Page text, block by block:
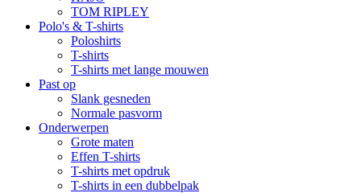
TOM RIPLEY
Polo's & T-shirts
Poloshirts
T-shirts
T-shirts met lange mouwen
Past op
Slank gesneden
Normale pasvorm
Onderwerpen
Grote maten
Effen T-shirts
T-shirts met opdruk
T-shirts in een dubbelpak